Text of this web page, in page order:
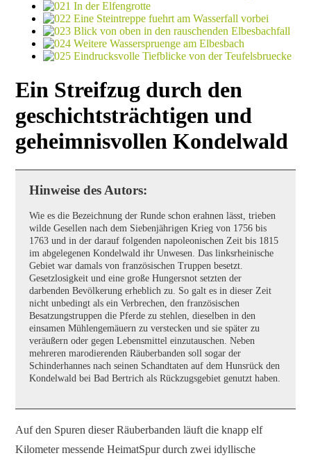
Ein Streifzug durch den
geschichtsträchtigen und
geheimnisvollen Kondelwald
Hinweise des Autors:
Wie es die Bezeichnung der Runde schon erahnen lässt, trieben
wilde Gesellen nach dem Siebenjährigen Krieg von 1756 bis
1763 und in der darauf folgenden napoleonischen Zeit bis 1815
im abgelegenen Kondelwald ihr Unwesen. Das linksrheinische
Gebiet war damals von französischen Truppen besetzt.
Gesetzlosigkeit und eine große Hungersnot setzten der
darbenden Bevölkerung erheblich zu. So galt es in dieser Zeit
nicht unbedingt als ein Verbrechen, den französischen
Besatzungstruppen die Pferde zu stehlen, dieselben in den
einsamen Mühlengemäuern zu verstecken und sie später zu
veräußern oder gegen Lebensmittel einzutauschen. Neben
mehreren marodierenden Räuberbanden soll sogar der
Schinderhannes nach seinen Schandtaten auf dem Hunsrück den
Kondelwald bei Bad Bertrich als Rückzugsgebiet genutzt haben.
Auf den Spuren dieser Räuberbanden läuft die knapp elf
Kilometer messende HeimatSpur durch zwei idyllische